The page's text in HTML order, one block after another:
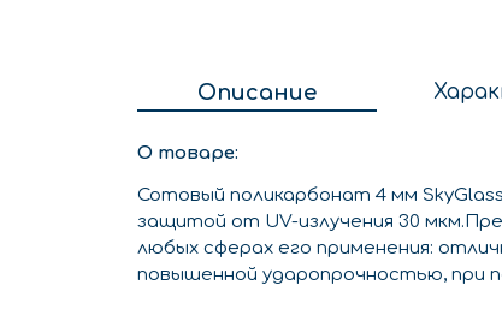
Описание
О товаре:
Сотовый поликарбонат 4 мм
защитой от UV-излучения 30
любых сферах его применения:
повышенной ударопрочностью, при